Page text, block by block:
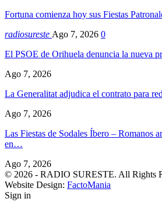
Fortuna comienza hoy sus Fiestas
radiosureste Ago 7, 2026 0
El PSOE de Orihuela denuncia la nueva
Ago 7, 2026
La Generalitat adjudica el contrato para
Ago 7, 2026
Las Fiestas de Sodales Íbero – Romanos
en…
Ago 7, 2026
© 2026 - RADIO SURESTE. All Rights
Website Design: FactoMania
Sign in